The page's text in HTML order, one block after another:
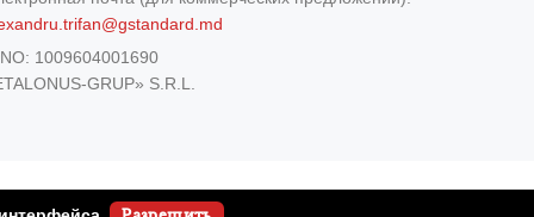
1009604001690
GRUP» S.R.L.